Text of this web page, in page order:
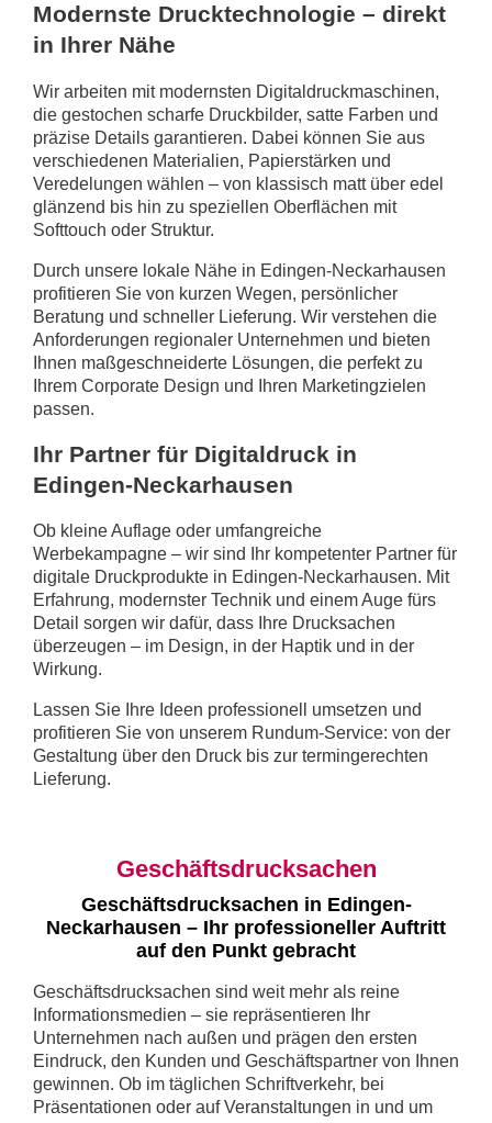
Modernste Drucktechnologie – direkt
in Ihrer Nähe
Wir arbeiten mit modernsten Digitaldruckmaschinen,
die gestochen scharfe Druckbilder, satte Farben und
präzise Details garantieren. Dabei können Sie aus
verschiedenen Materialien, Papierstärken und
Veredelungen wählen – von klassisch matt über edel
glänzend bis hin zu speziellen Oberflächen mit
Softtouch oder Struktur.
Durch unsere lokale Nähe in Edingen-Neckarhausen
profitieren Sie von kurzen Wegen, persönlicher
Beratung und schneller Lieferung. Wir verstehen die
Anforderungen regionaler Unternehmen und bieten
Ihnen maßgeschneiderte Lösungen, die perfekt zu
Ihrem Corporate Design und Ihren Marketingzielen
passen.
Ihr Partner für Digitaldruck in
Edingen-Neckarhausen
Ob kleine Auflage oder umfangreiche
Werbekampagne – wir sind Ihr kompetenter Partner für
digitale Druckprodukte in Edingen-Neckarhausen. Mit
Erfahrung, modernster Technik und einem Auge fürs
Detail sorgen wir dafür, dass Ihre Drucksachen
überzeugen – im Design, in der Haptik und in der
Wirkung.
Lassen Sie Ihre Ideen professionell umsetzen und
profitieren Sie von unserem Rundum-Service: von der
Gestaltung über den Druck bis zur termingerechten
Lieferung.
Geschäftsdrucksachen
Geschäftsdrucksachen in Edingen-
Neckarhausen – Ihr professioneller Auftritt
auf den Punkt gebracht
Geschäftsdrucksachen sind weit mehr als reine
Informationsmedien – sie repräsentieren Ihr
Unternehmen nach außen und prägen den ersten
Eindruck, den Kunden und Geschäftspartner von Ihnen
gewinnen. Ob im täglichen Schriftverkehr, bei
Präsentationen oder auf Veranstaltungen in und um